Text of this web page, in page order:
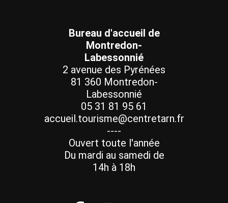
Bureau d'accueil de
Montredon-
Labessonnié
2 avenue des Pyrénées
81 360 Montredon-
Labessonnié
05 31 81 95 61
accueil.tourisme@centretarn.fr
----
Ouvert toute l'année
Du mardi au samedi de
14h à 18h